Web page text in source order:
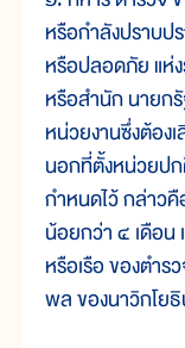
หรือกำลังปราบป
หรือปลอดภัย แห่
หรือสำนัก นายก
หน่วยงานซึ่งต้อง
นอกที่ตั้งหน่วยปก
กำหนดไว้ กล่าว
น้อยกว่า ๔ เดือน
หรือเรือ ของตำร
พล ของนาวิกโยธิ